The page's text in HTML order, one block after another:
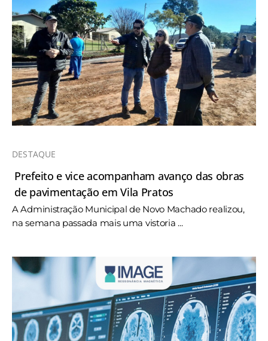
DESTAQUE
Prefeito e vice acompanham avanço das obras
de pavimentação em Vila Pratos
A Administração Municipal de Novo Machado realizou,
na semana passada mais uma vistoria ...